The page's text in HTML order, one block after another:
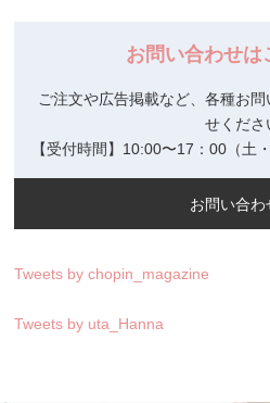
お問い合わせは
ご注文や広告掲載など、各種お
せくださ
【受付時間】10:00〜17：00（土
お問い合わ
Tweets by chopin_magazine
Tweets by uta_Hanna